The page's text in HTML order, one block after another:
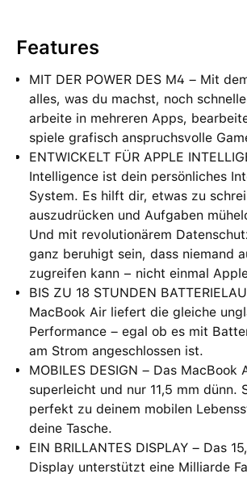
Features
MIT DER POWER DES M4 – Mit
alles, was du machst, noch
arbeite in mehreren Apps,
spiele grafisch anspruchsvolle
ENTWICKELT FÜR APPLE
Intelligence ist dein persönliches
System. Es hilft dir, etwas zu
auszudrücken und Aufgaben
Und mit revolutionärem
ganz beruhigt sein, dass niemand
zugreifen kann − nicht einmal
BIS ZU 18 STUNDEN
MacBook Air liefert die gleiche
Performance – egal ob es mit
am Strom angeschlossen ist.
MOBILES DESIGN – Das MacBook
superleicht und nur 11,5 mm dünn.
perfekt zu deinem mobilen
deine Tasche.
EIN BRILLANTES DISPLAY – Das
Display unterstützt eine Milliarde